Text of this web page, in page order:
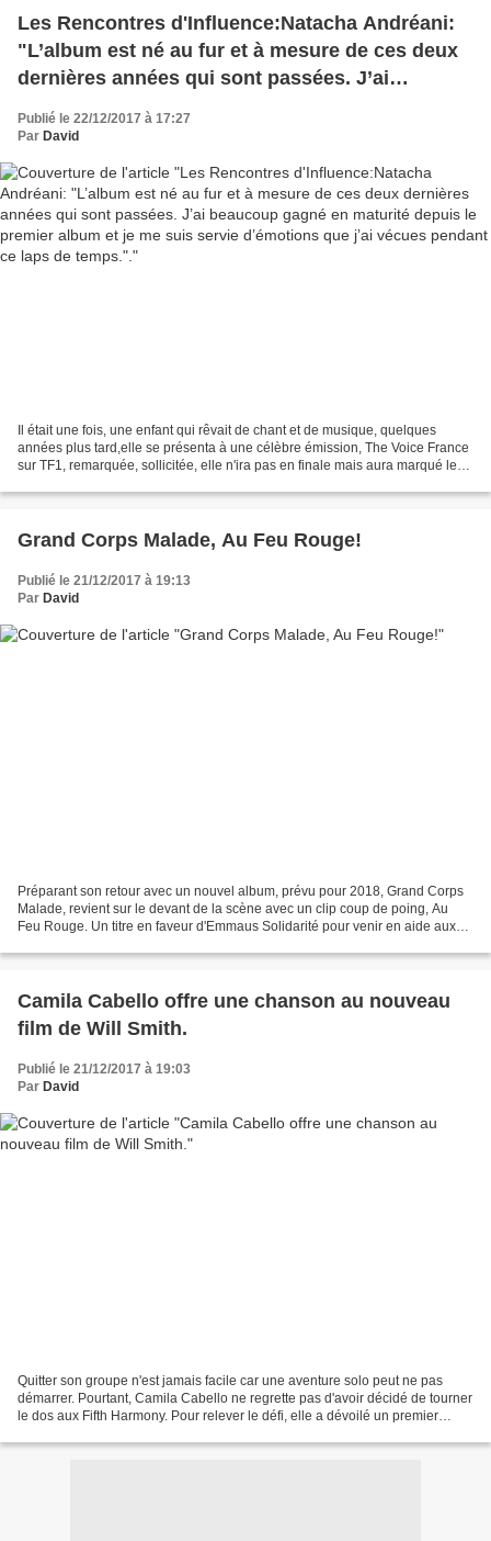
Les Rencontres d'Influence:Natacha Andréani:
"L’album est né au fur et à mesure de ces deux
dernières années qui sont passées. J’ai
beaucoup gagné en maturité depuis le premier
album et je me suis servie d’émotions que j’ai
Publié le 22/12/2017 à 17:27
Par David
Il était une fois, une enfant qui rêvait de chant et de musique, quelques
années plus tard,elle se présenta à une célèbre émission, The Voice France
sur TF1, remarquée, sollicitée, elle n'ira pas en finale mais aura marqué les
Grand Corps Malade, Au Feu Rouge!
Publié le 21/12/2017 à 19:13
Par David
Préparant son retour avec un nouvel album, prévu pour 2018, Grand Corps
Malade, revient sur le devant de la scène avec un clip coup de poing, Au
Feu Rouge. Un titre en faveur d'Emmaus Solidarité pour venir en aide aux
Camila Cabello offre une chanson au nouveau
film de Will Smith.
Publié le 21/12/2017 à 19:03
Par David
Quitter son groupe n'est jamais facile car une aventure solo peut ne pas
démarrer. Pourtant, Camila Cabello ne regrette pas d'avoir décidé de tourner
le dos aux Fifth Harmony. Pour relever le défi, elle a dévoilé un premier